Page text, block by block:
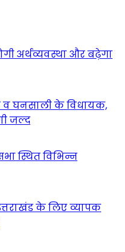
अर्थव्यवस्था और बढ़ेगा
व घनसाली के विधायक,
जल्द
स्थित विभिन्न
के लिए व्यापक